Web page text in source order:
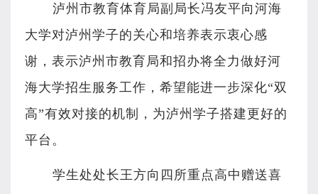
泸州市教育体育局副局长冯友平向河海
大学对泸州学子的关心和培养表示衷心感
谢，表示泸州市教育局和招办将全力做好河
海大学招生服务工作，希望能进一步深化“双
高”有效对接的机制，为泸州学子搭建更好的
平台。
学生处处长王方向四所重点高中赠送喜